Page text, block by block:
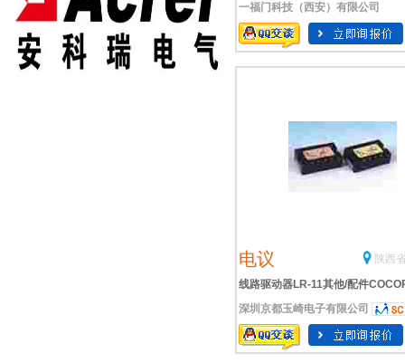
加药装置◆闪蒸汽回收装置
一福门科技（西安）有限公司
电议
陕西
线路驱动器LR-11其他/配件
深圳京都玉崎电子有限公司